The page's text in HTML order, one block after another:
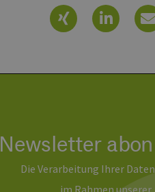
Newsletter
Die Verarbeitung Ihrer